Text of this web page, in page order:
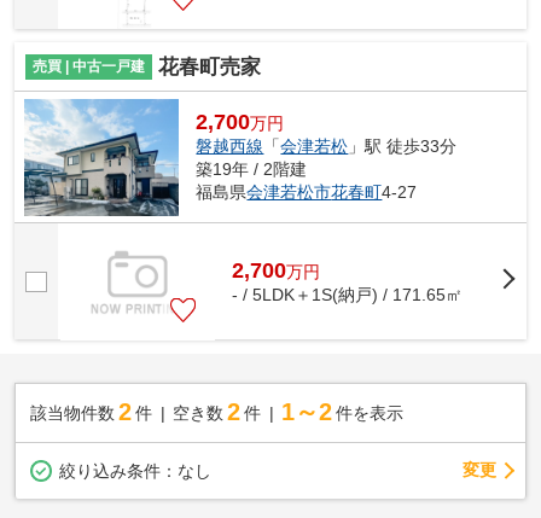
売買 | 中古一戸建 花春町売家
2,700万円
磐越西線 「会津若松 」駅 徒歩33分
築19年 / 2階建
福島県会津若松市花春町4-27
2,700万円
- / 5LDK＋1S(納戸) / 171.65㎡
該当物件数 2件 空き数 2 件 1～2 件を表示
絞り込み条件： なし 変更